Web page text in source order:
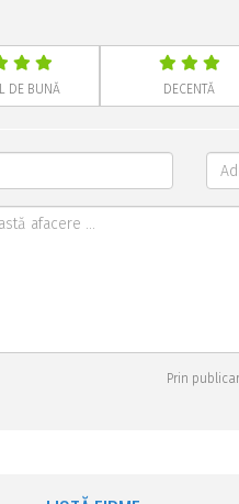
DE BUNĂ DECENTĂ
Prin